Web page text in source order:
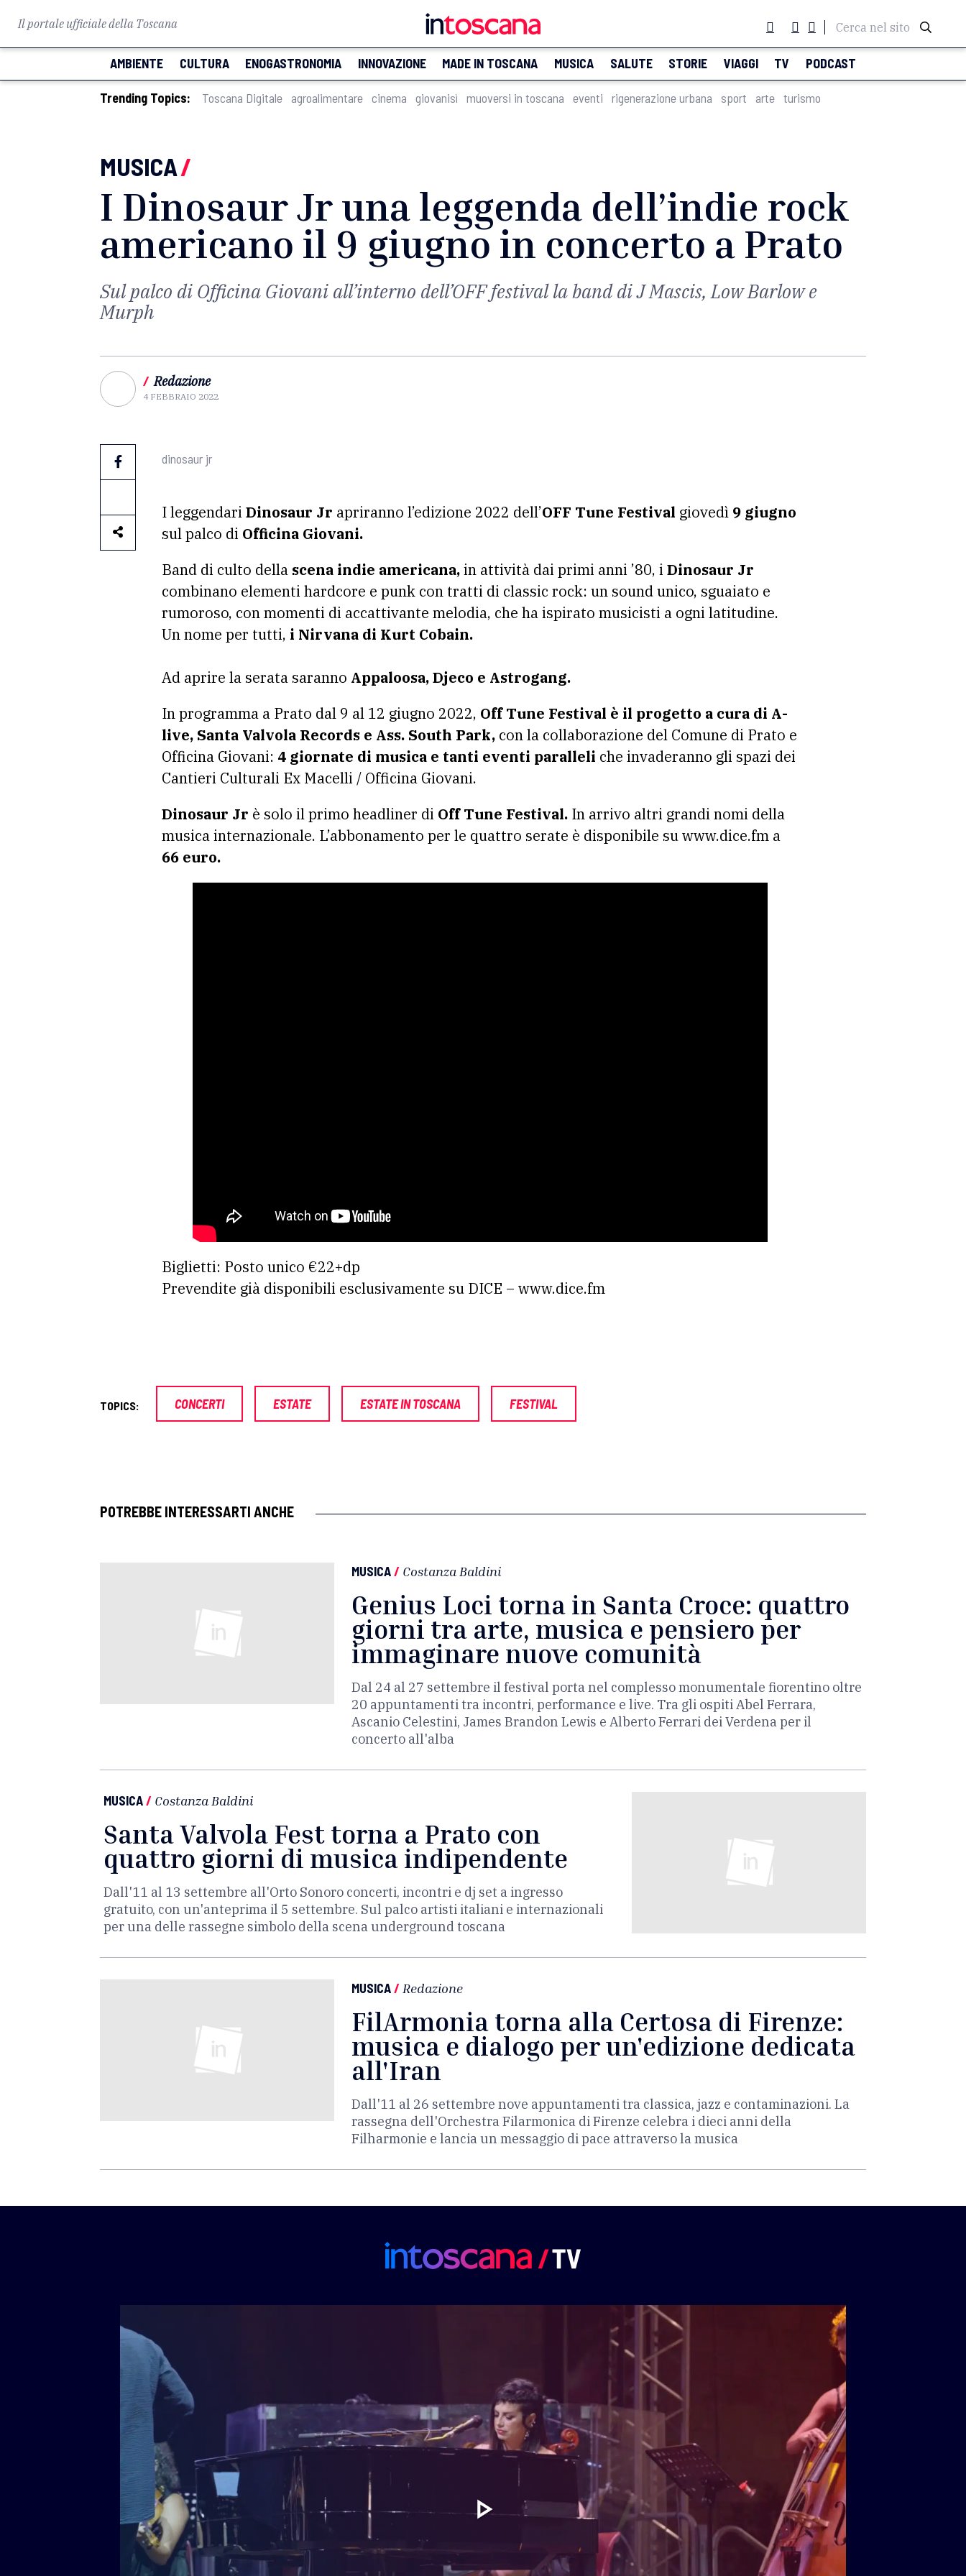
Il portale ufficiale della Toscana Cerca nel sito
AMBIENTE CULTURA ENOGASTRONOMIA INNOVAZIONE MADE IN TOSCANA MUSICA SALUTE STORIE VIAGGI TV PODCAST
Trending Topics: Toscana Digitale agroalimentare cinema giovanisì muoversi in toscana eventi rigenerazione urbana sport arte turismo
MUSICA/
I Dinosaur Jr una leggenda dell’indie rock
americano il 9 giugno in concerto a Prato
Sul palco di Officina Giovani all’interno dell’OFF festival la band di J Mascis, Low Barlow e
Murph
/ Redazione
4 FEBBRAIO 2022
dinosaur jr
I leggendari Dinosaur Jr apriranno l’edizione 2022 dell’OFF Tune Festival giovedì 9 giugno
sul palco di Officina Giovani.
Band di culto della scena indie americana,in attività dai primi anni ’80, i Dinosaur Jr
combinano elementi hardcore e punk con tratti di classic rock: un sound unico, sguaiato e
rumoroso, con momenti di accattivante melodia, che ha ispirato musicisti a ogni latitudine.
Un nome per tutti, i Nirvana di Kurt Cobain.
Ad aprire la serata saranno Appaloosa, Djeco e Astrogang.
In programma a Prato dal 9 al 12 giugno 2022, Off Tune Festival è il progetto a cura di A-
live, Santa Valvola Records e Ass. South Park, con la collaborazione del Comune di Prato e
Officina Giovani: 4 giornate di musica e tanti eventi paralleli che invaderanno gli spazi dei
Cantieri Culturali Ex Macelli / Officina Giovani.
Dinosaur Jr è solo il primo headliner di Off Tune Festival. In arrivo altri grandi nomi della
musica internazionale. L’abbonamento per le quattro serate è disponibile su www.dice.fm a
66 euro.
Biglietti: Posto unico €22+dp
Prevendite già disponibili esclusivamente su DICE – www.dice.fm
TOPICS: CONCERTI ESTATE ESTATE IN TOSCANA FESTIVAL
POTREBBE INTERESSARTI ANCHE
MUSICA/ Costanza Baldini
Genius Loci torna in Santa Croce: quattro
giorni tra arte, musica e pensiero per
immaginare nuove comunità
Dal 24 al 27 settembre il festival porta nel complesso monumentale fiorentino oltre
20 appuntamenti tra incontri, performance e live. Tra gli ospiti Abel Ferrara,
Ascanio Celestini, James Brandon Lewis e Alberto Ferrari dei Verdena per il
concerto all'alba
MUSICA/ Costanza Baldini
Santa Valvola Fest torna a Prato con
quattro giorni di musica indipendente
Dall'11 al 13 settembre all'Orto Sonoro concerti, incontri e dj set a ingresso
gratuito, con un'anteprima il 5 settembre. Sul palco artisti italiani e internazionali
per una delle rassegne simbolo della scena underground toscana
MUSICA/ Redazione
FilArmonia torna alla Certosa di Firenze:
musica e dialogo per un'edizione dedicata
all'Iran
Dall'11 al 26 settembre nove appuntamenti tra classica, jazz e contaminazioni. La
rassegna dell'Orchestra Filarmonica di Firenze celebra i dieci anni della
Filharmonie e lancia un messaggio di pace attraverso la musica